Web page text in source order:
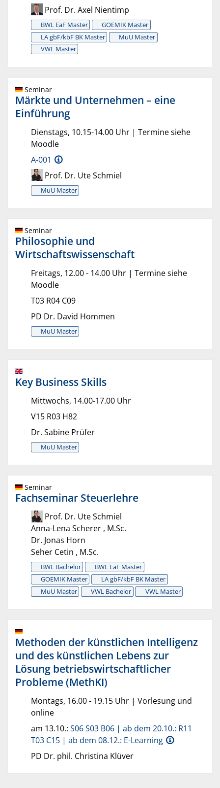
Prof. Dr. Axel Nientimp
BWL EaF Master
GOEMIK Master
LA gbF/kbF BK Master
MuU Master
VWL Master
Seminar
Märkte und Unternehmen – eine
Einführung
Dienstags, 10.15-14.00 Uhr | Termine siehe
Moodle
A-001
Prof. Dr. Ute Schmiel
MuU Master
Seminar
Philosophie und
Wirtschaftswissenschaft
Freitags, 12.00 - 14.00 Uhr | Termine siehe
Moodle
T03 R04 C09
PD Dr. David Hommen
MuU Master
Key Business Skills
Mittwochs, 14.00-17.00 Uhr
V15 R03 H82
Dr. Sabine Prüfer
MuU Master
Seminar
Fachseminar Steuerlehre
Prof. Dr. Ute Schmiel
Anna-Lena Scherer , M.Sc.
Dr. Jonas Horn
Seher Cetin , M.Sc.
BWL Bachelor
BWL EaF Master
GOEMIK Master
LA gbF/kbF BK Master
MuU Master
VWL Bachelor VWL Master
Methoden der künstlichen Intelligenz
und des künstlichen Lebens zur
Lösung betriebswirtschaftlicher
Probleme (MethKI)
Montags, 16.00 - 19.15 Uhr | Vorlesung und
online
am 13.10.: S06 S03 B06 | ab dem 20.10.: R11
T03 C15 | ab dem 08.12.: E-Learning
PD Dr. phil. Christina Klüver